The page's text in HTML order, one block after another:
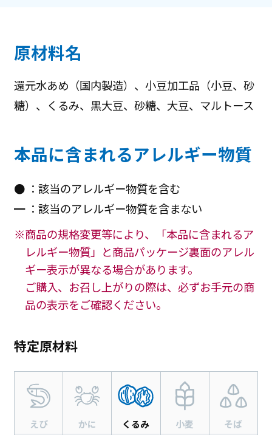
原材料名
還元水あめ（国内製造）、小豆加工品（小豆、砂
糖）、くるみ、黒大豆、砂糖、大豆、マルトース
本品に含まれるアレルギー物質
● ：該当のアレルギー物質を含む
━ ：該当のアレルギー物質を含まない
※商品の規格変更等により、「本品に含まれるア
レルギー物質」と商品パッケージ裏面のアレル
ギー表示が異なる場合があります。
ご購入、お召し上がりの際は、必ずお手元の商
品の表示をご確認ください。
特定原材料
えび
かに
くるみ
小麦
そば